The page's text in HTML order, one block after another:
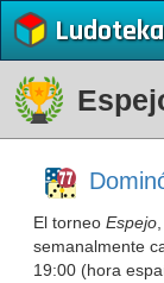
Ludoteka
El torneo Espejo
semanalmente
19:00 (hora